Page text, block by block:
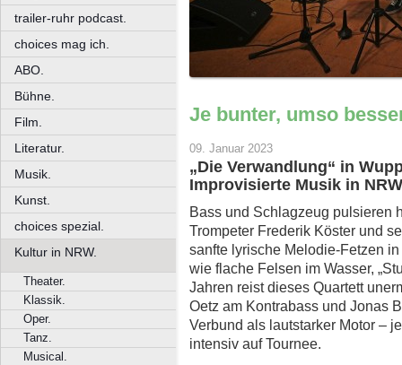
trailer-ruhr podcast.
choices mag ich.
ABO.
Bühne.
Film.
Literatur.
Musik.
Kunst.
choices spezial.
Kultur in NRW.
Theater.
Klassik.
Oper.
Tanz.
Musical.
Je bunter, umso
09. Januar 2023
„Die Verwandlung“ in
Improvisierte Musik in
Bass und Schlagzeug pulsieren
Trompeter Frederik Köster und
sanfte lyrische Melodie-Fetzen
wie flache Felsen im Wasser,
Jahren reist dieses Quartett
Oetz am Kontrabass und Jonas
Verbund als lautstarker Motor –
intensiv auf Tournee.